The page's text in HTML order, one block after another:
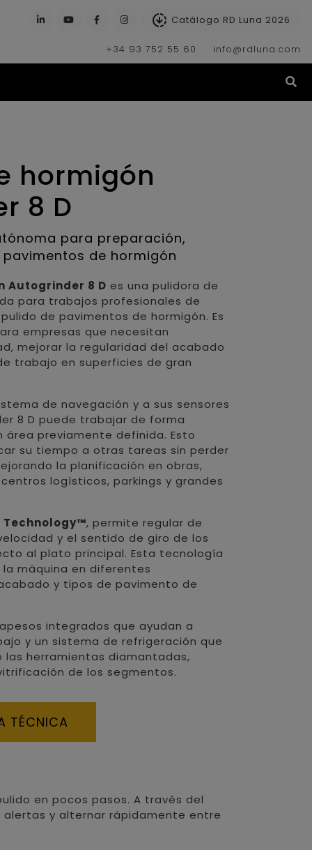
Catálogo RD Luna 2026
+34 93 752 55 60 info@rdluna.com
hormigón
8 D
para preparación,
de hormigón
Autogrinder 8 D es una pulidora de
para trabajos profesionales de
de pavimentos de hormigón. Es
empresas que necesitan
mejorar la regularidad del acabado
trabajo en superficies de gran
de navegación y a sus sensores
8 D puede trabajar de forma
previamente definida. Esto
su tiempo a otras tareas sin perder
la planificación en obras,
logísticos, parkings y grandes
Technology™, permite regular de
y el sentido de giro de los
al plato principal. Esta tecnología
máquina en diferentes
y tipos de pavimento de
integrados que ayudan a
y un sistema de refrigeración que
herramientas diamantadas,
de los segmentos.
TÉCNICA
en pocos pasos. A través del
y alternar rápidamente entre